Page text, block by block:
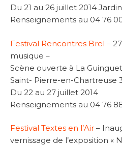
Du 21 au 26 juillet 2014
Renseignements au 04 76
Festival Rencontres Brel –
musique –
Scène ouverte à La
Saint- Pierre-en-Chartreuse
Du 22 au 27 juillet 2014
Renseignements au 04 76
Festival Textes en l’Air –
vernissage de l’exposition «